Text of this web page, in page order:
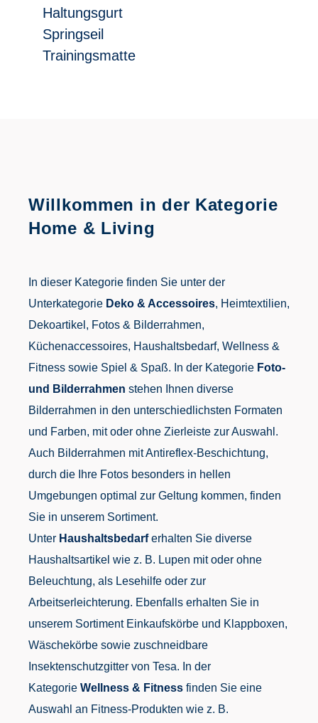
Haltungsgurt
Springseil
Trainingsmatte
Willkommen in der Kategorie
Home & Living
In dieser Kategorie finden Sie unter der
Unterkategorie Deko & Accessoires, Heimtextilien,
Dekoartikel, Fotos & Bilderrahmen,
Küchenaccessoires, Haushaltsbedarf, Wellness &
Fitness sowie Spiel & Spaß. In der Kategorie Foto-
und Bilderrahmen stehen Ihnen diverse
Bilderrahmen in den unterschiedlichsten Formaten
und Farben, mit oder ohne Zierleiste zur Auswahl.
Auch Bilderrahmen mit Antireflex-Beschichtung,
durch die Ihre Fotos besonders in hellen
Umgebungen optimal zur Geltung kommen, finden
Sie in unserem Sortiment.
Unter Haushaltsbedarferhalten Sie diverse
Haushaltsartikel wie z. B. Lupen mit oder ohne
Beleuchtung, als Lesehilfe oder zur
Arbeitserleichterung. Ebenfalls erhalten Sie in
unserem Sortiment Einkaufskörbe und Klappboxen,
Wäschekörbe sowie zuschneidbare
Insektenschutzgitter von Tesa. In der
Kategorie Wellness & Fitness finden Sie eine
Auswahl an Fitness-Produkten wie z. B.